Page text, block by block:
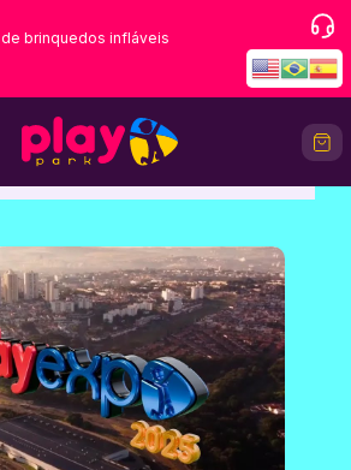
de brinquedos infláveis